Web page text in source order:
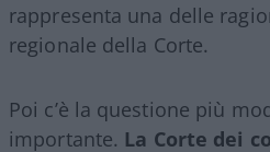
rappresenta una delle
regionale della Corte.
Poi c’è la questione più
importante. La Corte dei